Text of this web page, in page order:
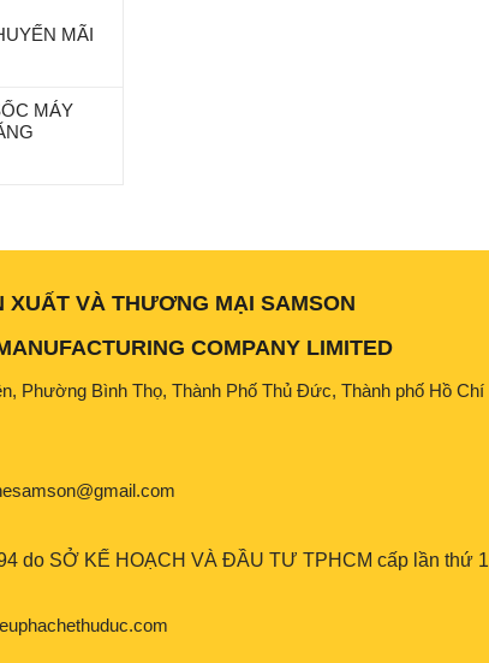
MÃI
MÁY
XUẤT VÀ THƯƠNG MẠI SAMSON
COMPANY LIMITED
Phường Bình Thọ, Thành Phố Thủ Đức, Thành phố Hồ Chí
do SỞ KẾ HOẠCH VÀ ĐẦU TƯ TPHCM cấp lần thứ 1